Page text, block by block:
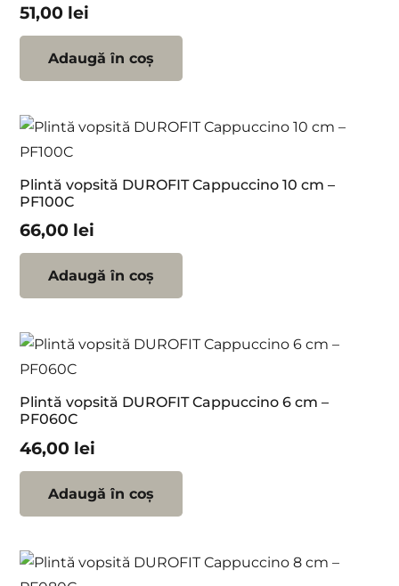
51,00 lei
Adaugă în coș
Plintă vopsită DUROFIT Cappuccino 10 cm –
PF100C
66,00 lei
Adaugă în coș
Plintă vopsită DUROFIT Cappuccino 6 cm –
PF060C
46,00 lei
Adaugă în coș